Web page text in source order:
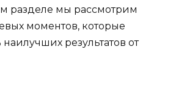
разделе мы рассмотрим
моментов, которые
результатов от